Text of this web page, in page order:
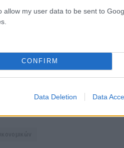
allow my user data to be sent to
CONFIRM
Data Deletion Data
της οφειλής και
σ αυτά που ο ίδιος